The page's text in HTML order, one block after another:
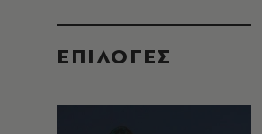
EΠΙΛΟΓΈΣ